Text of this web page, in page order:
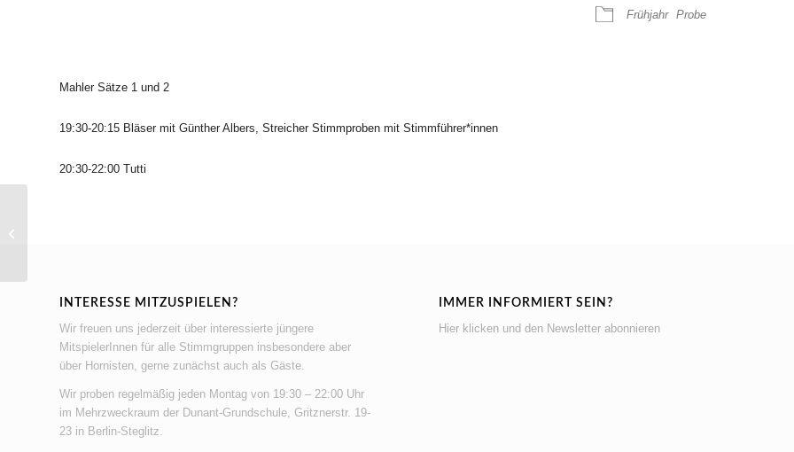
iCalendar
Frühjahr Probe
Mahler Sätze 1 und 2
19:30-20:15 Bläser mit Günther Albers, Streicher Stimmproben mit Stimmführer*innen
20:30-22:00 Tutti
INTERESSE MITZUSPIELEN?
Wir freuen uns jederzeit über interessierte jüngere
MitspielerInnen für alle Stimmgruppen insbesondere aber
über Hornisten, gerne zunächst auch als Gäste.
Wir proben regelmäßig jeden Montag von 19:30 – 22:00 Uhr
im Mehrzweckraum der Dunant-Grundschule, Gritznerstr. 19-
23 in Berlin-Steglitz.
IMMER INFORMIERT SEIN?
Hier klicken und den Newsletter abonnieren